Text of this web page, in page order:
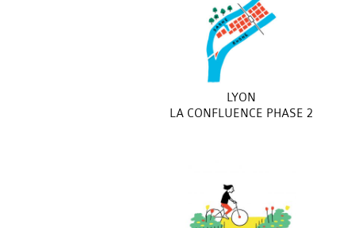
LYON
LA CONFLUENCE PHASE 2